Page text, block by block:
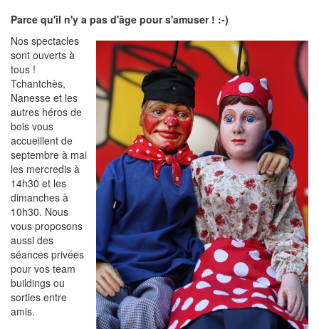
Parce qu'il n'y a pas d'âge pour s'amuser ! :-)
Nos spectacles
sont ouverts à
tous !
Tchantchès,
Nanesse et les
autres héros de
bois vous
accueillent de
septembre à mai
les mercredis à
14h30 et les
dimanches à
10h30. Nous
vous proposons
aussi des
séances privées
pour vos team
buildings ou
sorties entre
amis.